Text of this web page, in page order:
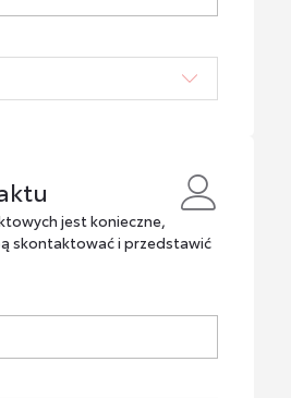
jest konieczne,
skontaktować i przedstawić